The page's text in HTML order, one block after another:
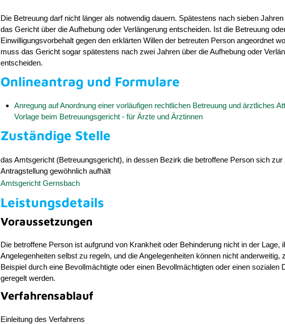
Die Betreuung darf nicht länger als notwendig dauern. Spätestens nach sieben
das Gericht über die Aufhebung oder Verlängerung entscheiden. Ist die Betreuung
Einwilligungsvorbehalt gegen den erklärten Willen der betreuten Person angeordnet
muss das Gericht sogar spätestens nach zwei Jahren über die Aufhebung oder
entscheiden.
Onlineantrag und Formulare
Anregung auf Anordnung einer vorläufigen rechtlichen Betreuung und ärztliches
Vorlage beim Betreuungsgericht - für Ärzte und Ärztinnen
Zuständige Stelle
das Amtsgericht (Betreuungsgericht), in dessen Bezirk die betroffene Person sich zur
Antragstellung gewöhnlich aufhält
Amtsgericht Gernsbach
Leistungsdetails
Voraussetzungen
Die betroffene Person ist aufgrund von Krankheit oder Behinderung nicht in der Lage,
Angelegenheiten selbst zu regeln, und die Angelegenheiten können nicht anderweitig,
Beispiel durch eine Bevollmächtigte oder einen Bevollmächtigten oder einen sozialen
geregelt werden.
Verfahrensablauf
Einleitung des Verfahrens